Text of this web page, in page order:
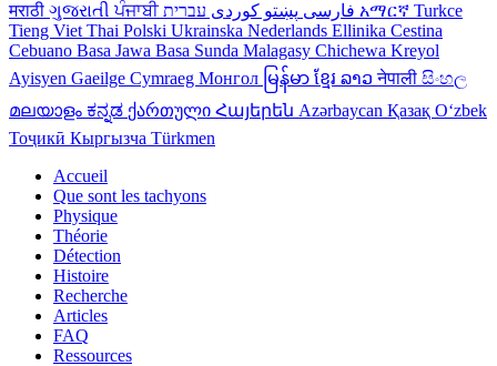
मराठी ગુજરાતીਪੰਜਾਬੀ فارسی پښتو کوردی አማርኛ Turkce
Tieng Viet Thai Polski Ukrainska Nederlands Ellinika Cestina
Cebuano Basa Jawa Basa Sunda Malagasy Chichewa Kreyol
Ayisyen Gaeilge Cymraeg Монгол မြန်မာ ខ្មែរ ລາວनेपाली සිංහල
മലയാളം ಕನ್ನಡ ქართული Հայերեն Azərbaycan Қазақ Oʻzbek
Тоҷикӣ Кыргызча Türkmen
Accueil
Que sont les tachyons
Physique
Théorie
Détection
Histoire
Recherche
Articles
FAQ
Ressources